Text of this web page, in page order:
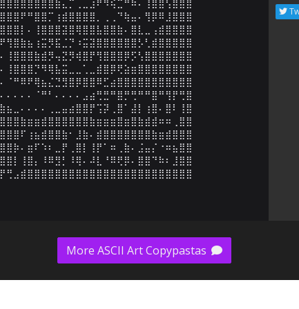
⣿⣿⣿⠟⠛⣿⣿⡉⢰⣾⣿⣿⣿⣿⡀⢀⢀⠙⢷⣤⠄⢻⡿⠿⣸⣿⣿⣿
⣿⣿⣿⡇⠄⢸⣿⣿⣿⣽⣿⢿⣿⣿⣧⣿⣿⣷⠄⣿⣇⣀⢠⣾⣿⣿⣿⣿
⠟⢻⣿⣷⣦⢰⣭⡻⣯⣈⡙⠰⣭⣽⣿⣿⣿⣿⣿⣿⡣⢃⣾⣿⣿⣿⣿⣿
⠄⢸⣿⣿⣿⣷⣾⡻⢤⣝⡻⢾⣿⡟⢻⣿⣿⣿⡿⡫⢣⣿⣿⣿⣿⣿⣿⣿
⠄⢸⣿⣿⣿⡙⠻⢿⣧⣭⣀⣀⢁⣀⣾⣿⡿⢟⣵⣶⣿⣿⣿⣿⣿⣿⣿⣿
⠄⠈⠛⠿⠟⢿⣦⣌⣙⣻⣿⡿⣿⣿⠿⣋⣴⣿⣿⣿⣿⣿⣿⣿⣿⣿⣿⣿
⠄⠄⠄⠄⠄⠈⠛⠃⠄⠄⠄⠄⣠⣴⢛⣛⠛⣿⡛⢛⠛⠛⣿⠛⢻⡟⢛⣿
⣷⣦⣀⠄⠄⠄⠄⢀⣀⣤⣴⣿⣿⡟⢩⡽⢀⣿⠁⣼⡇⢰⣿⠄⣿⠇⢸⣿
⣿⣿⣿⣷⣶⣶⣾⣿⣿⣿⣿⣿⣿⣷⣶⣶⣶⣿⣶⣿⣷⣾⣾⠶⠶⢀⣿⣿
⣿⣿⣿⠏⢰⣦⣾⣿⣿⣷⠂⣸⣷⠄⣾⣿⣿⣿⣿⣿⣿⣿⣷⣶⣾⣿⣿⣿
⣿⣿⡷⠄⣶⠏⠱⠆⣀⡟⢀⣿⡇⢸⡟⠁⠶⢀⣷⠄⣨⣤⡌⠐⠶⣦⣿⣿
⣿⣿⡇⢸⣿⡄⠸⠿⣻⡃⠸⢿⠄⠼⣇⠘⠿⢟⡿⠄⣿⣿⠙⠷⠆⣸⣿⣿
⡟⢛⣠⣾⣿⣿⣿⣿⣿⣿⣿⣿⣿⣿⣿⣿⣿⣿⣿⣿⣿⣿⣿⣿⣿⣿⣿⣿
More ASCII Art Copypastas